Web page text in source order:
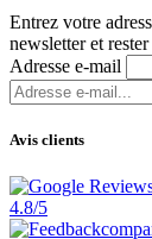
Entrez votre
newsletter et
Adresse e-mail
Avis clients
4.8/5